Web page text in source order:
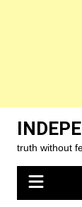
contenttruth without